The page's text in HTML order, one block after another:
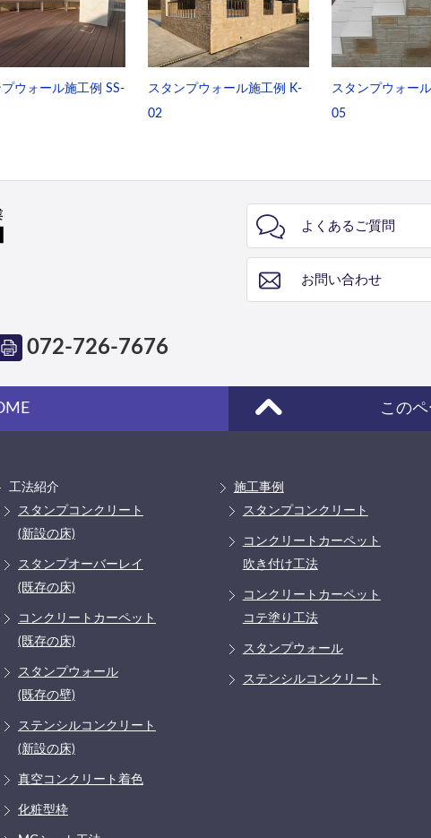
ウォール施工例 SS-
スタンプウォール施工例 K-
02
スタンプウォー
05
072-726-7676
よくあるご質問
お問い合わせ
この
工法紹介
スタンプコンクリート
(新設の床)
スタンプオーバーレイ
(既存の床)
コンクリートカーペット
(既存の床)
スタンプウォール
(既存の壁)
ステンシルコンクリート
(新設の床)
真空コンクリート着色
化粧型枠
施工事例
スタンプコンクリート
コンクリートカーペット
吹き付け工法
コンクリートカーペット
コテ塗り工法
スタンプウォール
ステンシルコンクリート